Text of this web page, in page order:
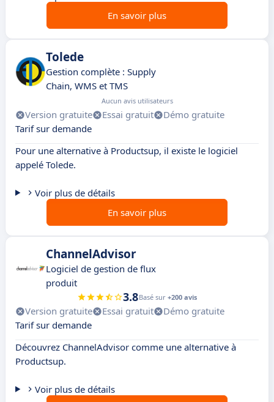
En savoir plus
Tolede
Gestion complète : Supply
Chain, WMS et TMS
Aucun avis utilisateurs
Version gratuite Essai gratuit
Démo gratuite
Tarif sur demande
Pour une alternative à Productsup, il existe le logiciel
appelé Tolede.
Voir plus de détails
En savoir plus
ChannelAdvisor
Logiciel de gestion de flux
produit
3.8Basé sur +200 avis
Version gratuite Essai gratuit
Démo gratuite
Tarif sur demande
Découvrez ChannelAdvisor comme une alternative à
Productsup.
Voir plus de détails